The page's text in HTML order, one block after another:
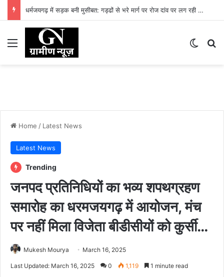
धर्मजयगढ़ में सड़क बनी मुसीबत: गड्ढों से भरे मार्ग पर रोज दांव पर लग रही लोगों की जान
Menu
Home / Latest News
Latest News
Trending
जनपद प्रतिनिधियों का भव्य शपथग्रहण
समारोह का धरमजयगढ़ में आयोजन, मंच
पर नहीं मिला विजेता बीडीसीयों को कुर्सी…
Mukesh Mourya March 16, 2025
Last Updated: March 16, 2025 0 1,119 1 minute read